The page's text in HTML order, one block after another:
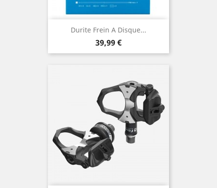
Durite Frein A Disque...
Prix
39,99 €